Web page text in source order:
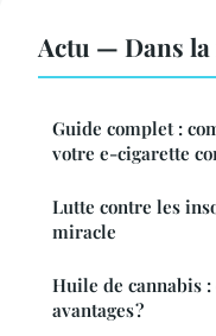
Actu — Dans
Guide complet :
votre e-cigarette
Lutte contre les
miracle
Huile de cannabis
avantages ?